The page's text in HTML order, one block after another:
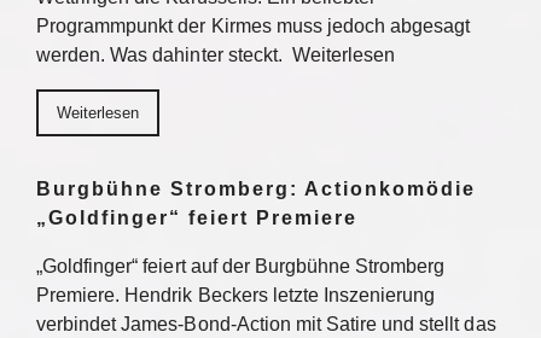
Programmpunkt der Kirmes muss jedoch abgesagt
werden. Was dahinter steckt. Weiterlesen
Weiterlesen
Burgbühne Stromberg: Actionkomödie
„Goldfinger“ feiert Premiere
„Goldfinger“ feiert auf der Burgbühne Stromberg
Premiere. Hendrik Beckers letzte Inszenierung
verbindet James-Bond-Action mit Satire und stellt das